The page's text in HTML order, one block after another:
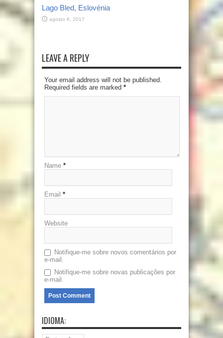
Lago Bled, Eslovénia
agosto 6, 2017
LEAVE A REPLY
Your email address will not be published.
Required fields are marked *
Name *
Email *
Website
Notifique-me sobre novos comentários por
e-mail.
Notifique-me sobre novas publicações por
e-mail.
IDIOMA: